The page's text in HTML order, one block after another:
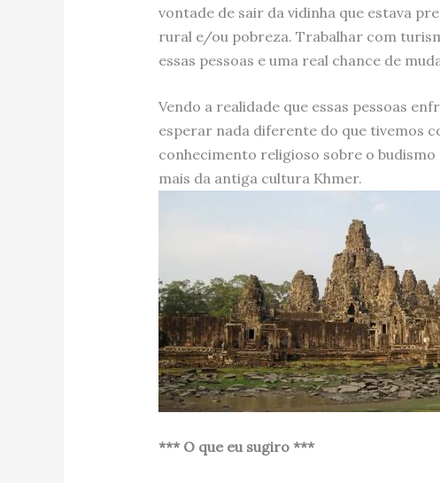
vontade de sair da vidinha que estava
rural e/ou pobreza. Trabalhar com
essas pessoas e uma real chance de
Vendo a realidade que essas pessoas
esperar nada diferente do que tivemos
conhecimento religioso sobre o
mais da antiga cultura Khmer.
*** O que eu sugiro ***